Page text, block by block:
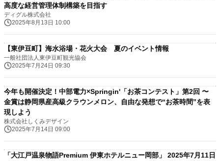
高度な経営管理体制構築を目指す
ディグル株式会社
2025年8月13日 10:00
【東伊豆町】海水浴場・花火大会 夏のイベント情報
一般社団法人東伊豆町観光協会
2025年7月24日 09:30
今年も開催決定！中部電力×Springin'「お茶コンテスト」第2回 〜
金賞は静岡県産高級クラウンメロン、自由な発想で“お茶時間”を表
現しよう
株式会社しくみデザイン
2025年7月14日 09:00
「大江戸温泉物語Premium 伊東ホテルニュー岡部」 2025年7月11日